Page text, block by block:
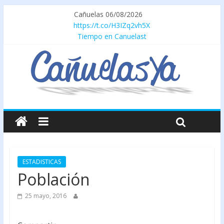
Cañuelas 06/08/2026
https://t.co/H3IZq2vh5X
Tiempo en Canuelast
ESTADISTICAS
Población
25 mayo, 2016